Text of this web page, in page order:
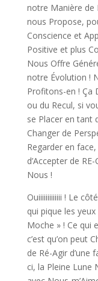
notre Manière de
nous Propose,
Conscience et
Positive et plus
Nous Offre
notre Évolution !
Profitons-en ! Ça
ou du Recul, si
se Placer en tant
Changer de
Regarder en
d’Accepter de
Nous !
Ouiiiiiiiiiiiii ! Le
qui pique les
Moche » ! Ce qui
c’est qu’on peut
de Ré-Agir d’une
ci, la Pleine Lune